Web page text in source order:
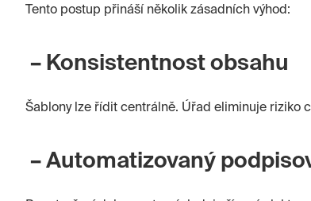
Tento postup přináší několik zásadních výhod:
– Konsistentnost obsahu
Šablony lze řídit centrálně. Úřad eliminuje riziko
– Automatizovaný